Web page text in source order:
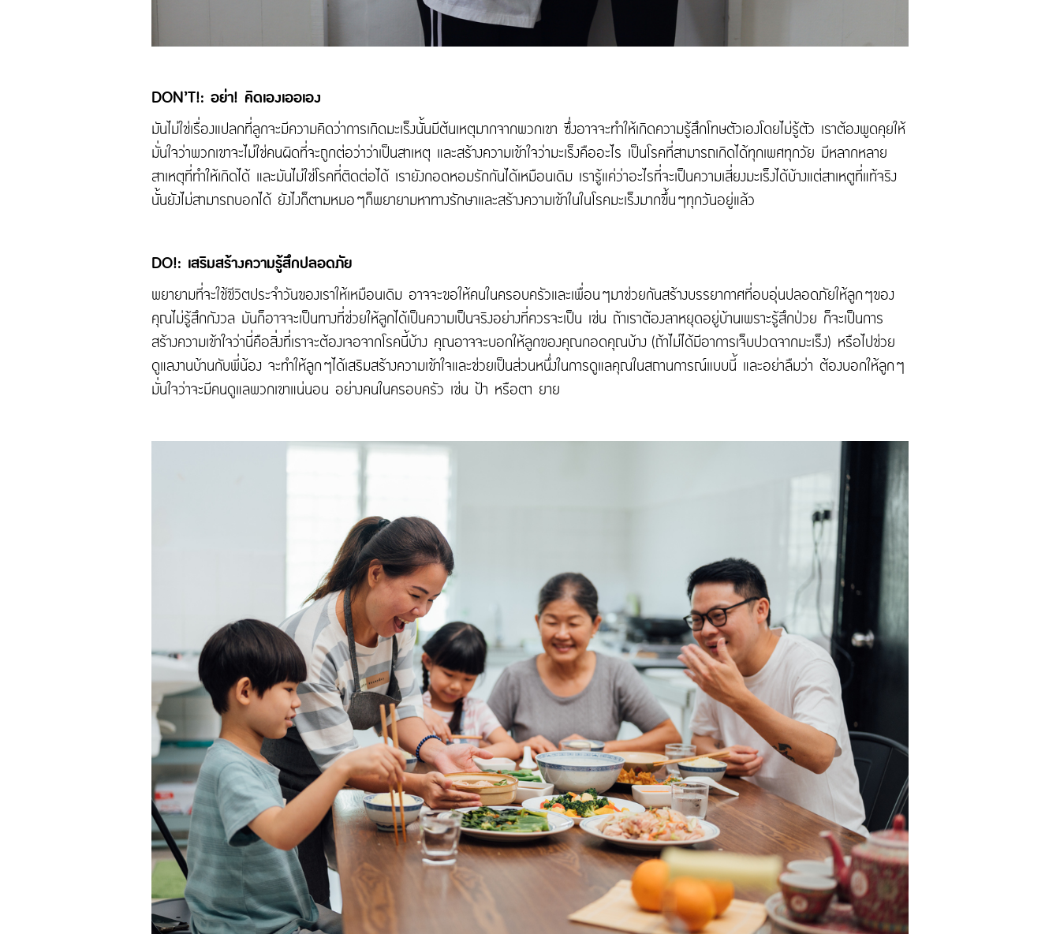
DON’T!: อย่า! คิดเองเออเอง
มันไม่ใช่เรื่องแปลกที่ลูกจะมีความคิดว่าการเกิดมะเร็งนั้นมีต้นเหตุมากจากพวกเขา ซึ่งอาจจะทำให้เกิดความรู้สึกโทษตัวเองโดยไม่รู้ตัว เราต้องพูดคุยให้
มั่นใจว่าพวกเขาจะไม่ใช่คนผิดที่จะถูกต่อว่าว่าเป็นสาเหตุ และสร้างความเข้าใจว่ามะเร็งคืออะไร เป็นโรคที่สามารถเกิดได้ทุกเพศทุกวัย มีหลากหลาย
สาเหตุที่ทำให้เกิดได้ และมันไม่ใช่โรคที่ติดต่อได้ เรายังกอดหอมรักกันได้เหมือนเดิม เรารู้แค่ว่าอะไรที่จะเป็นความเสี่ยงมะเร็งได้บ้างแต่สาเหตูที่แท้จริง
นั้นยังไม่สามารถบอกได้ ยังไงก็ตามหมอๆก็พยายามหาทางรักษาและสร้างความเข้าในในโรคมะเร็งมากขึ้นๆทุกวันอยู่แล้ว
DO!: เสริมสร้างความรู้สึกปลอดภัย
พยายามที่จะใช้ชีวิตประจำวันของเราให้เหมือนเดิม อาจจะขอให้คนในครอบครัวและเพื่อนๆมาช่วยกันสร้างบรรยากาศที่อบอุ่นปลอดภัยให้ลูกๆของ
คุณไม่รู้สึกกังวล มันก็อาจจะเป็นทางที่ช่วยให้ลูกได้เป็นความเป็นจริงอย่างที่ควรจะเป็น เช่น ถ้าเราต้องลาหยุดอยู่บ้านเพราะรู้สึกป่วย ก็จะเป็นการ
สร้างความเข้าใจว่านี่คือสิ่งที่เราจะต้องเจอจากโรคนี้บ้าง คุณอาจจะบอกให้ลูกของคุณกอดคุณบ้าง (ถ้าไม่ได้มีอาการเจ็บปวดจากมะเร็ง) หรือไปช่วย
ดูแลงานบ้านกับพี่น้อง จะทำให้ลูกๆได้เสริมสร้างความเข้าใจและช่วยเป็นส่วนหนึ่งในการดูแลคุณในสถานการณ์แบบนี้ และอย่าลืมว่า ต้องบอกให้ลูกๆ
มั่นใจว่าจะมีคนดูแลพวกเขาแน่นอน อย่างคนในครอบครัว เช่น ป้า หรือตา ยาย